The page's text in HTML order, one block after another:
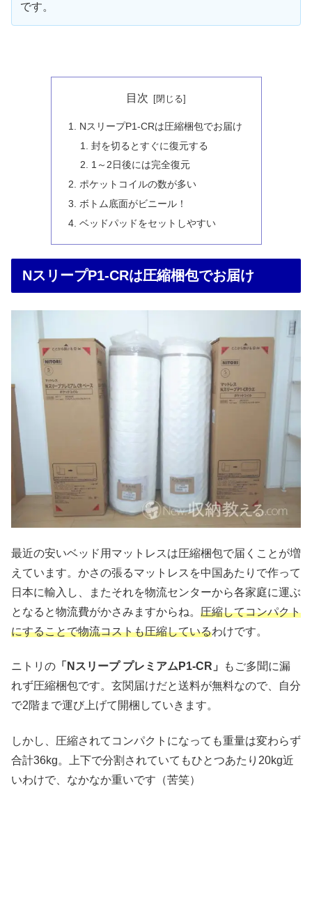
です。
目次
NスリープP1-CRは圧縮梱包でお届け
封を切るとすぐに復元する
1～2日後には完全復元
ポケットコイルの数が多い
ボトム底面がビニール！
ベッドパッドをセットしやすい
NスリープP1-CRは圧縮梱包でお届け
最近の安いベッド用マットレスは圧縮梱包で届くことが増
えています。かさの張るマットレスを中国あたりで作って
日本に輸入し、またそれを物流センターから各家庭に運ぶ
となると物流費がかさみますからね。 圧縮してコンパクト
にすることで物流コストも圧縮しているわけです。
ニトリの 「Nスリープ プレミアムP1-CR」
もご多聞に漏
れず圧縮梱包です。玄関届けだと送料が無料なので、自分
で2階まで運び上げて開梱していきます。
しかし、圧縮されてコンパクトになっても重量は変わらず
合計36kg。上下で分割されていてもひとつあたり20kg近
いわけで、なかなか重いです（苦笑）